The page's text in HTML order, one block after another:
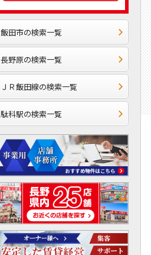
飯田市の検索一覧
長野原の検索一覧
ＪＲ飯田線の検索一覧
駄科駅の検索一覧